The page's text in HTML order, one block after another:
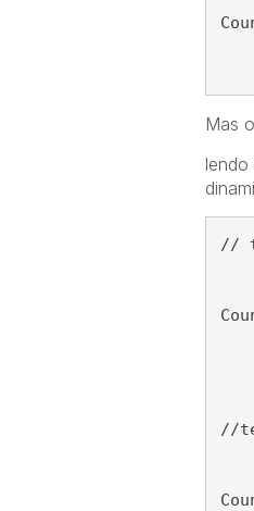
Mas
//
//